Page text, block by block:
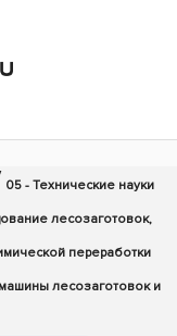
05 - Технические науки
лесозаготовок,
переработки
лесозаготовок и